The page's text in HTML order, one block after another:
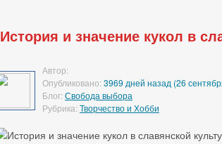
История и значение кукол в
Автор:
Опубликовано: 3969 дней назад (26
Блог: Свобода выбора
Рубрика: Творчество и Хобби